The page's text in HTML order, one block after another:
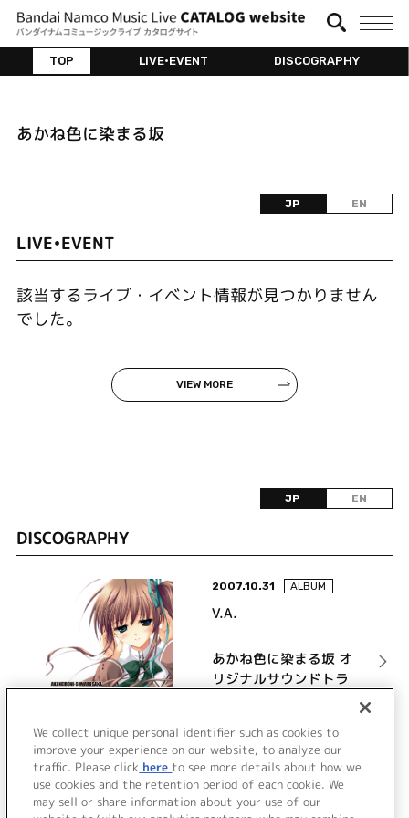
TOP LIVE•EVENT DISCOGRAPHY
あかね色に染まる坂
JP EN
LIVE•EVENT
該当するライブ・イベント情報が見つかりません
でした。
VIEW MORE
JP EN
DISCOGRAPHY
2007.10.31 ALBUM
V.A.
あかね色に染まる坂 オ
リジナルサウンドトラ
詳細を見る
VIEW MORE
We collect unique personal identifier such as cookies to
improve your experience on our website, to analyze our
traffic. Please click here to see more details about how we
use cookies and the retention period of each cookie. We
may sell or share information about your use of our